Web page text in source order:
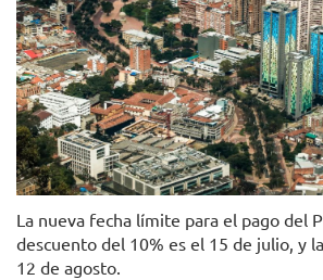
La nueva fecha límite para el pago del
descuento del 10% es el 15 de julio, y
12 de agosto.